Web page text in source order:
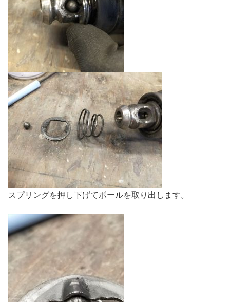
スプリングを押し下げてボールを取り出します。